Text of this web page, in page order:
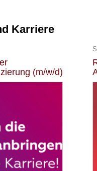
Karriere
(m/w/d)